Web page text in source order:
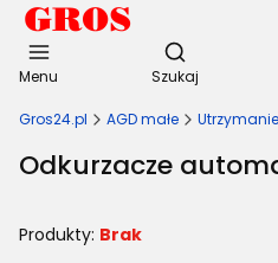
Menu
Otwórz
Szukaj
Gros24.pl AGD małe
Odkurzacze
Produkty: Brak